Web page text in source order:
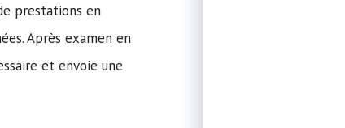
prestations en
Après examen en
et envoie une